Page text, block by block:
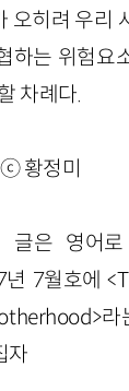
오히려 우리
하는 위험요
차례다.
황정미
은 영어로
년 7월호에
라
자